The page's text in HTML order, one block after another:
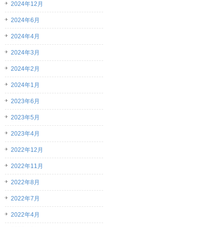
2024年12月
2024年6月
2024年4月
2024年3月
2024年2月
2024年1月
2023年6月
2023年5月
2023年4月
2022年12月
2022年11月
2022年8月
2022年7月
2022年4月